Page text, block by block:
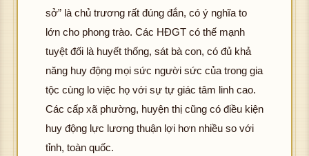
sở” là chủ trương rất đúng đắn, có ý nghĩa to
lớn cho phong trào. Các HĐGT có thế mạnh
tuyệt đối là huyết thống, sát bà con, có đủ khả
năng huy động mọi sức người sức của trong gia
tộc cùng lo việc họ với sự tự giác tâm linh cao.
Các cấp xã phường, huyện thị cũng có điều kiện
huy động lực lương thuận lợi hơn nhiều so với
tỉnh, toàn quốc.